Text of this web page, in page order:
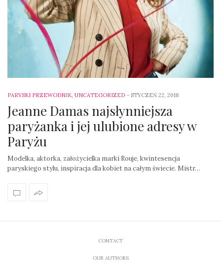
PARYSKI PRZEWODNIK, UNCATEGORIZED - STYCZEŃ 22, 2018
Jeanne Damas najsłynniejsza
paryżanka i jej ulubione adresy w
Paryżu
Modelka, aktorka, założycielka marki Rouje, kwintesencja
paryskiego stylu, inspiracja dla kobiet na całym świecie. Mistr…
CONTACT
OUR AUTHORS